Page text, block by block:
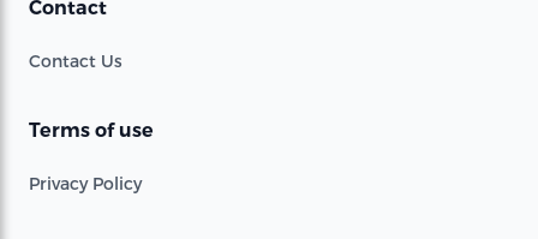
Contact
Contact Us
Terms of use
Privacy Policy